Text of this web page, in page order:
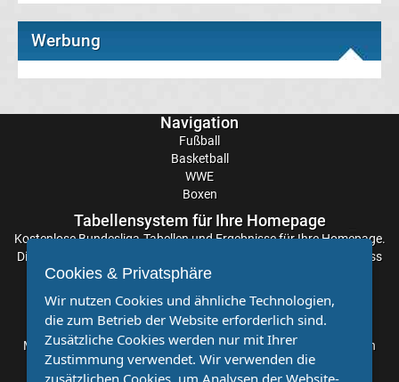
Bundesliga
Live
Liste
Bundesliga
Radio
Live
Werbung
Navigation
Fußball
Basketball
WWE
Boxen
Tabellensystem für Ihre Homepage
KostenloseBundesliga-Tabellenund Ergebnisse für Ihre Homepage.
Die Aktualisierung der Ergebnisse erfolgt alle paar Minuten, sodass
Sie stets auf dem Laufenden sind. Einfache und schnelle
Partnervereine
Möchten Sie, dass auch Ihr Verein mehr Beachtung findet? Dann
sind Sie bei uns genau richtig. Wir suchen Ihren Verein für eine
Cookies & Privatsphäre
Wir nutzen Cookies und ähnliche Technologien,
die zum Betrieb der Website erforderlich sind.
Zusätzliche Cookies werden nur mit Ihrer
Zustimmung verwendet. Wir verwenden die
zusätzlichen Cookies, um Analysen der Website-